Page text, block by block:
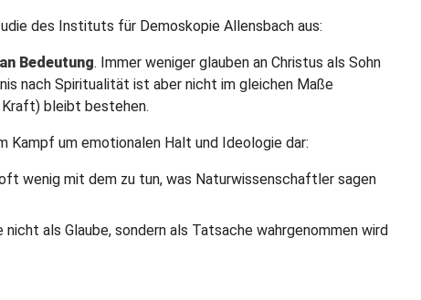
des Instituts für Demoskopie Allensbach aus:
Bedeutung. Immer weniger glauben an Christus als Sohn
nach Spiritualität ist aber nicht im gleichen Maße
bleibt bestehen.
um emotionalen Halt und Ideologie dar:
wenig mit dem zu tun, was Naturwissenschaftler sagen
als Glaube, sondern als Tatsache wahrgenommen wird